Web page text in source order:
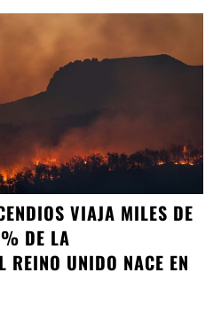
VIAJA MILES DE
DE LA
REINO UNIDO NACE EN